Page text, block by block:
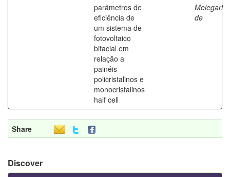
parâmetros de
eficiência de
um sistema de
fotovoltaico
bifacial em
relação a
painéis
policristalinos e
monocristalinos
half cell
Melegari
de
Share
Discover